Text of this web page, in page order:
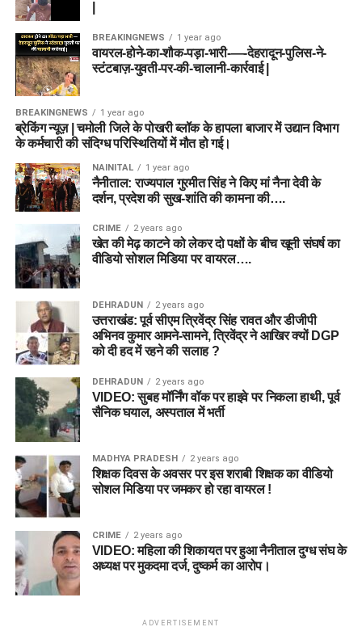
BREAKINGNEWS 1 year ago
वायरल-होने-का-शौक-पड़ा-भारी-—-देहरादून-पुलिस-ने-
स्टंटबाज़-युवती-पर-की-चालानी-कार्रवाई |
BREAKINGNEWS 1 year ago
ब्रेकिंग न्यूज़ | चमोली जिले के पोखरी ब्लॉक के हापला बाजार में उद्यान विभाग
के कर्मचारी की संदिग्ध परिस्थितियों में मौत हो गई।
NAINITAL 1 year ago
नैनीताल: राज्यपाल गुरमीत सिंह ने किए मां नैना देवी के
दर्शन, प्रदेश की सुख-शांति की कामना की….
CRIME 2 years ago
खेत की मेढ़ काटने को लेकर दो पक्षों के बीच खूनी संघर्ष का
वीडियो सोशल मिडिया पर वायरल….
DEHRADUN 2 years ago
उत्तराखंड: पूर्व सीएम त्रिवेंद्र सिंह रावत और डीजीपी
अभिनव कुमार आमने-सामने, त्रिवेंद्र ने आखिर क्यों DGP
को दी हद में रहने की सलाह ?
DEHRADUN 2 years ago
VIDEO: सुबह मॉर्निंग वॉक पर हाइवे पर निकला हाथी, पूर्व
सैनिक घयाल, अस्पताल में भर्ती
MADHYA PRADESH 2 years ago
शिक्षक दिवस के अवसर पर इस शराबी शिक्षक का वीडियो
सोशल मिडिया पर जमकर हो रहा वायरल !
CRIME 2 years ago
VIDEO: महिला की शिकायत पर हुआ नैनीताल दुग्ध संघ के
अध्यक्ष पर मुकदमा दर्ज, दुष्कर्म का आरोप।
ADVERTISEMENT